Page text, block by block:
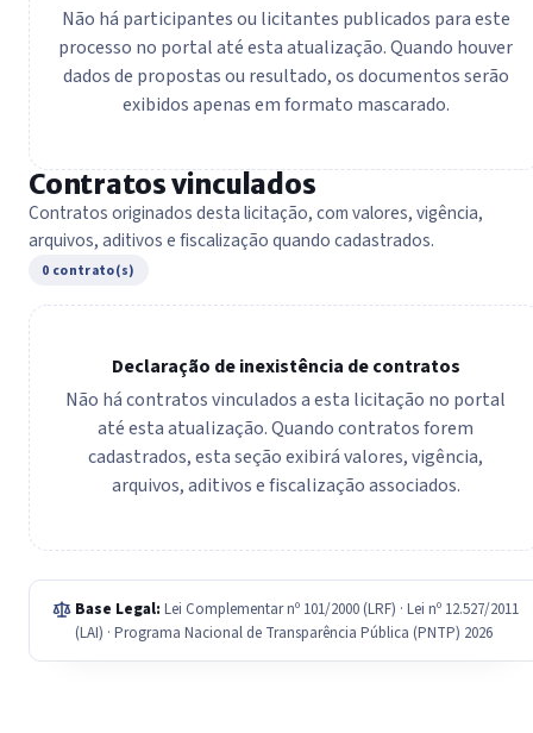
Não há participantes ou licitantes publicados para este
processo no portal até esta atualização. Quando houver
dados de propostas ou resultado, os documentos serão
exibidos apenas em formato mascarado.
Contratos vinculados
Contratos originados desta licitação, com valores, vigência,
arquivos, aditivos e fiscalização quando cadastrados.
0 contrato(s)
Declaração de inexistência de contratos
Não há contratos vinculados a esta licitação no portal
até esta atualização. Quando contratos forem
cadastrados, esta seção exibirá valores, vigência,
arquivos, aditivos e fiscalização associados.
Base Legal: Lei Complementar nº 101/2000 (LRF) · Lei nº 12.527/2011
(LAI) · Programa Nacional de Transparência Pública (PNTP) 2026